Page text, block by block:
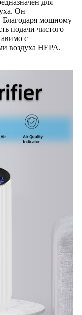
Он
Благодаря мощному
подачи чистого
с
воздуха HEPA.